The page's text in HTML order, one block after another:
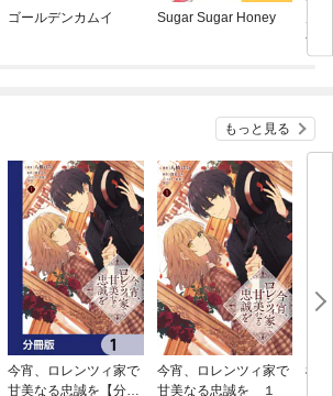
ゴールデンカムイ Sugar Sugar Honey
公
っ
もっと見る
今宵、ロレンツィ家で
甘美なる忠誠を【分冊
今宵、ロレンツィ家で
甘美なる忠誠を １
椅